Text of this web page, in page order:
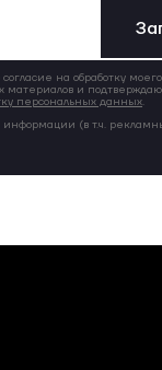
на обработку
и
персональных данных.
(в т.ч.